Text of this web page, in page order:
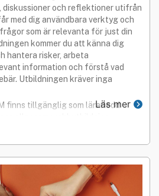
diskussioner och reflektioner utifrån
med dig användbara verktyg och
som är relevanta för just din
kommer du att känna dig
hantera risker, arbeta
information och förstå vad
Utbildningen kräver inga
finns tillgänglig som lärarledd
Läs mer